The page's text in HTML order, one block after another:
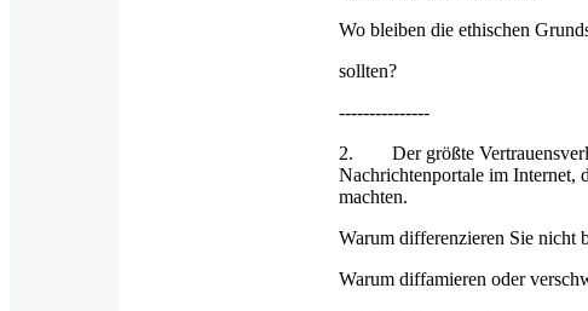
Wo bleiben die ethischen
sollten?
---------------
2. Der größte
Nachrichtenportale im Internet,
machten.
Warum differenzieren Sie nicht
Warum diffamieren oder